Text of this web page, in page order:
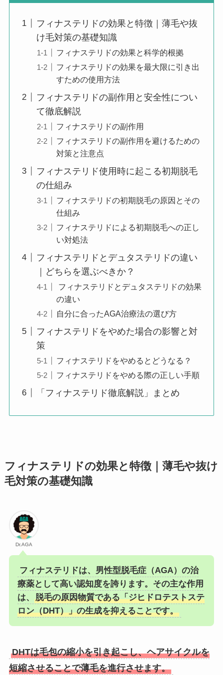
フィナステリドの効果と特徴｜薄毛や抜
け毛対策の基礎知識
フィナステリドの効果と科学的根拠
フィナステリドの効果を最大限に引き出
すための使用方法
フィナステリドの副作用と安全性につい
て徹底解説
フィナステリドの副作用
フィナステリドの副作用を避けるための
対策と注意点
フィナステリド使用時に起こる初期脱毛
の仕組み
フィナステリドの初期脱毛の原因とその
仕組み
フィナステリドによる初期脱毛への正し
い対処法
フィナステリドとデュタステリドの違い
｜どちらを選ぶべきか？
フィナステリドとデュタステリドの効果
の違い
自分に合ったAGA治療法の選び方
フィナステリドをやめた場合の影響と対
策
フィナステリドをやめるとどうなる？
フィナステリドをやめる際の正しい手順
「フィナステリド徹底解説」まとめ
フィナステリドの効果と特徴｜薄毛や抜け
毛対策の基礎知識
Dr.AGA
フィナステリドは、男性型脱毛症（AGA）の治
療薬として高い認知度を誇ります。その主な作用
は、
脱毛の原因物質である「ジヒドロテストステ
ロン（DHT）」の生成を抑えることです。
DHTは毛包の縮小を引き起こし、ヘアサイクルを
短縮させることで薄毛を進行させます。